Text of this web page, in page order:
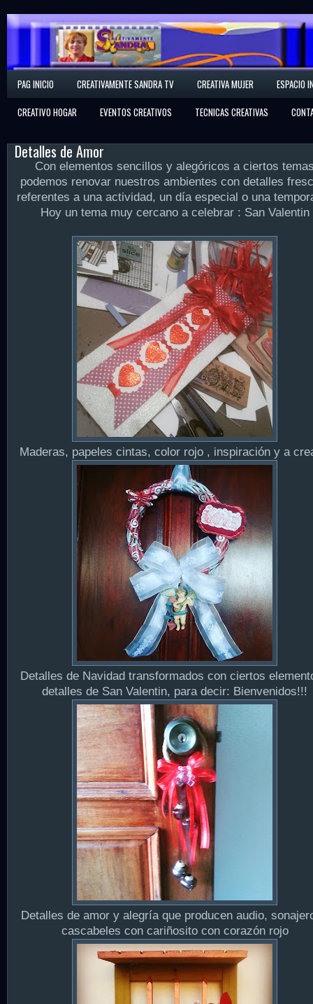
Creativamente Sandra
PAG INICIO CREATIVAMENTE SANDRA TV CREATIVA MUJER
ESPACIO
CREATIVO HOGAR
EVENTOS CREATIVOS TECNICAS CREATIVAS
Detalles de Amor
Con elementos sencillos y alegóricos a ciertos
podemos renovar nuestros ambientes con detalles
referentes a una actividad, un día especial o una
Hoy un tema muy cercano a celebrar : San Valentin
Maderas, papeles cintas, color rojo , inspiración y a
Detalles de Navidad transformados con ciertos
detalles de San Valentin, para decir: Bienvenidos!!!
Detalles de amor y alegría que producen audio,
cascabeles con cariñosito con corazón rojo